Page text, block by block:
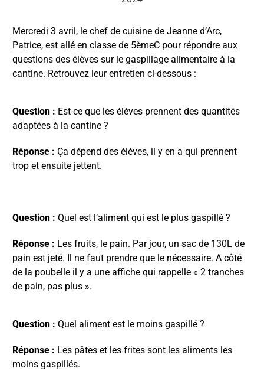
Mercredi 3 avril, le chef de cuisine de Jeanne d’Arc,
Patrice, est allé en classe de 5èmeC pour répondre aux
questions des élèves sur le gaspillage alimentaire à la
cantine. Retrouvez leur entretien ci-dessous :
Question : Est-ce que les élèves prennent des quantités
adaptées à la cantine ?
Réponse : Ça dépend des élèves, il y en a qui prennent
trop et ensuite jettent.
Question : Quel est l’aliment qui est le plus gaspillé ?
Réponse : Les fruits, le pain. Par jour, un sac de 130L de
pain est jeté. Il ne faut prendre que le nécessaire. A côté
de la poubelle il y a une affiche qui rappelle « 2 tranches
de pain, pas plus ».
Question : Quel aliment est le moins gaspillé ?
Réponse : Les pâtes et les frites sont les aliments les
moins gaspillés.